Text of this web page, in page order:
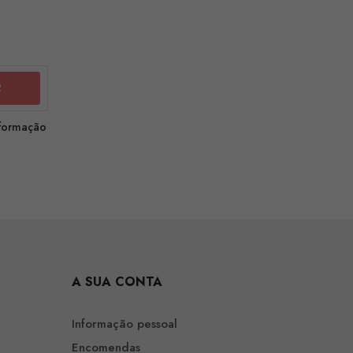
A SUA CONTA
Informação pessoal
Encomendas